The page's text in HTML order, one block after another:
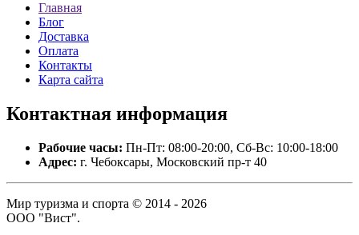
Главная
Блог
Доставка
Оплата
Контакты
Карта сайта
Контактная информация
Рабочие часы: Пн-Пт: 08:00-20:00, Сб-Вс: 10:00-18:00
Адрес: г. Чебоксары, Московский пр-т 40
Мир туризма и спорта © 2014 - 2026
ООО "Вист".